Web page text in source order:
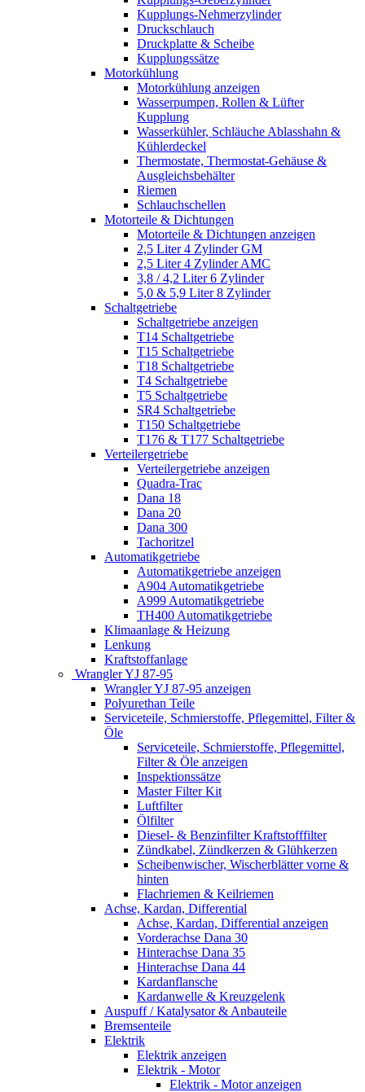
Kupplungs-Nehmerzylinder
Druckschlauch
Druckplatte & Scheibe
Kupplungssätze
Motorkühlung
Motorkühlung anzeigen
Wasserpumpen, Rollen & Lüfter
Kupplung
Wasserkühler, Schläuche Ablasshahn &
Kühlerdeckel
Thermostate, Thermostat-Gehäuse &
Ausgleichsbehälter
Riemen
Schlauchschellen
Motorteile & Dichtungen
Motorteile & Dichtungen anzeigen
2,5 Liter 4 Zylinder GM
2,5 Liter 4 Zylinder AMC
3,8 / 4,2 Liter 6 Zylinder
5,0 & 5,9 Liter 8 Zylinder
Schaltgetriebe
Schaltgetriebe anzeigen
T14 Schaltgetriebe
T15 Schaltgetriebe
T18 Schaltgetriebe
T4 Schaltgetriebe
T5 Schaltgetriebe
SR4 Schaltgetriebe
T150 Schaltgetriebe
T176 & T177 Schaltgetriebe
Verteilergetriebe
Verteilergetriebe anzeigen
Quadra-Trac
Dana 18
Dana 20
Dana 300
Tachoritzel
Automatikgetriebe
Automatikgetriebe anzeigen
A904 Automatikgetriebe
A999 Automatikgetriebe
TH400 Automatikgetriebe
Klimaanlage & Heizung
Lenkung
Kraftstoffanlage
Wrangler YJ 87-95
Wrangler YJ 87-95 anzeigen
Polyurethan Teile
Serviceteile, Schmierstoffe, Pflegemittel, Filter &
Öle
Serviceteile, Schmierstoffe, Pflegemittel,
Filter & Öle anzeigen
Inspektionssätze
Master Filter Kit
Luftfilter
Ölfilter
Diesel- & Benzinfilter Kraftstofffilter
Zündkabel, Zündkerzen & Glühkerzen
Scheibenwischer, Wischerblätter vorne &
hinten
Flachriemen & Keilriemen
Achse, Kardan, Differential
Achse, Kardan, Differential anzeigen
Vorderachse Dana 30
Hinterachse Dana 35
Hinterachse Dana 44
Kardanflansche
Kardanwelle & Kreuzgelenk
Auspuff / Katalysator & Anbauteile
Bremsenteile
Elektrik
Elektrik anzeigen
Elektrik - Motor
Elektrik - Motor anzeigen